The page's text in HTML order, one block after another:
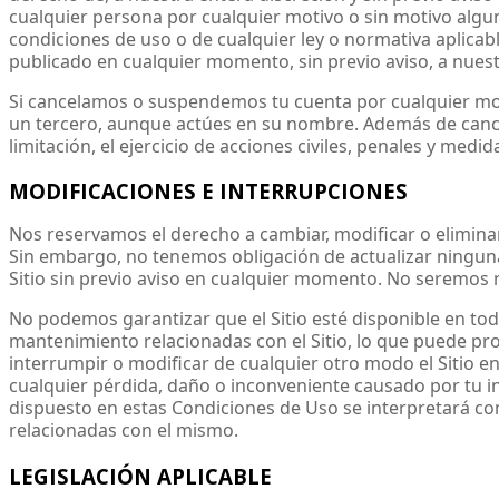
cualquier persona por cualquier motivo o sin motivo
condiciones de uso o de cualquier ley o normativa
publicado en cualquier momento, sin previo aviso, a
Si cancelamos o suspendemos tu cuenta por cualquier
un tercero, aunque actúes en su nombre. Además de
limitación, el ejercicio de acciones civiles, penales y
MODIFICACIONES E INTERRUPCIONES
Nos reservamos el derecho a cambiar, modificar o
Sin embargo, no tenemos obligación de actualizar
Sitio sin previo aviso en cualquier momento. No
No podemos garantizar que el Sitio esté disponible en
mantenimiento relacionadas con el Sitio, lo que puede
interrumpir o modificar de cualquier otro modo el Sitio
cualquier pérdida, daño o inconveniente causado por tu
dispuesto en estas Condiciones de Uso se interpretará
relacionadas con el mismo.
LEGISLACIÓN APLICABLE